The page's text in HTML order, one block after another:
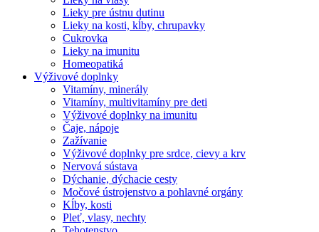
Lieky pre ústnu dutinu
Lieky na kosti, kĺby, chrupavky
Cukrovka
Lieky na imunitu
Homeopatiká
Výživové doplnky
Vitamíny, minerály
Vitamíny, multivitamíny pre deti
Výživové doplnky na imunitu
Čaje, nápoje
Zažívanie
Výživové doplnky pre srdce, cievy a krv
Nervová sústava
Dýchanie, dýchacie cesty
Močové ústrojenstvo a pohlavné orgány
Kĺby, kosti
Pleť, vlasy, nechty